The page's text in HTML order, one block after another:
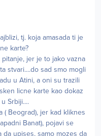
tj. koja amasada ti je
karte?
jer je to jako vazna
stvari....do sad smo mogli
u Atini, a oni su trazili
licne karte kao dokaz
Srbiji....
( Beograd), jer kad kliknes
Banat), pojavi se
da upises, samo mozes da